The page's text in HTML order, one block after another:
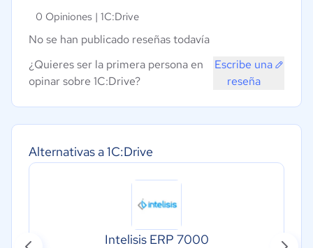
Alternativas a 1C:Drive
Intelisis ERP 7000
0 Opiniones | 1C:Drive
No se han publicado reseñas todavía
¿Quieres ser la primera persona en
opinar sobre 1C:Drive?
Escribe una
reseña